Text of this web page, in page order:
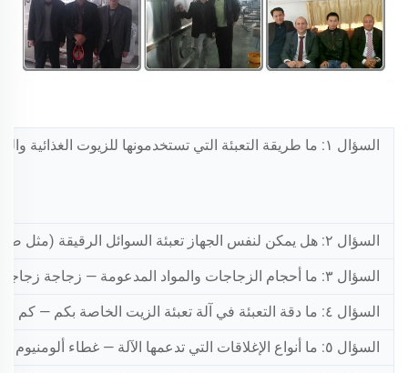
السؤال ١: ما طريقة التعبئة التي تستخدمونها للزيوت الغذائية والتوابل — التعبئة بالوزن (الجرافيمترية)، أو عداد التدفق، أم التعبئة بالكبس؟
السؤال ٢: هل يمكن لنفس الجهاز تعبئة السوائل الرقيقة (مثل صلصة الصويا والخل) والمنتجات السميكة/اللزجة (مثل الكاتشب وصلصة الفلفل الحار)؟
السؤال ٣: ما أحجام الزجاجات والمواد المدعومة — زجاجة زجاجية سعة ٥٠٠ مل، أو زجاجة بولي إيثيلين تيريفثاليت (PET) سعة ٥ لتر، أم عبوة مرنة؟
السؤال ٤: ما دقة التعبئة في آلة تعبئة الزيت الخاصة بكم — كم جرامًا يُسمح بالانحراف لكل زجاجة؟
السؤال ٥: ما أنواع الإغلاقات التي تدعمها الآلة — غطاء ألومنيوم ROPP، أم غطاء بلاستيكي لولبي، أم غطاء موزِّع مضخّة؟